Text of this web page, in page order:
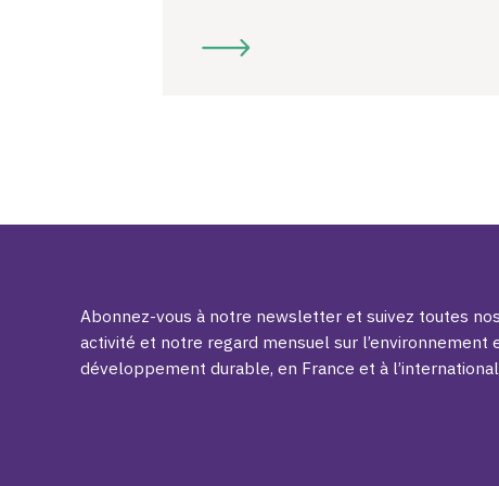
Abonnez-vous à notre newsletter et suivez toutes
activité et notre regard mensuel sur l’environnement
développement durable, en France et à